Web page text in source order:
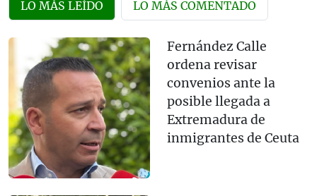
LO MÁS LEÍDO LO MÁS COMENTADO
Fernández Calle
ordena revisar
convenios ante la
posible llegada a
Extremadura de
inmigrantes de Ceuta